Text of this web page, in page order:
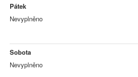
Pátek
Nevyplněno
Sobota
Nevyplněno